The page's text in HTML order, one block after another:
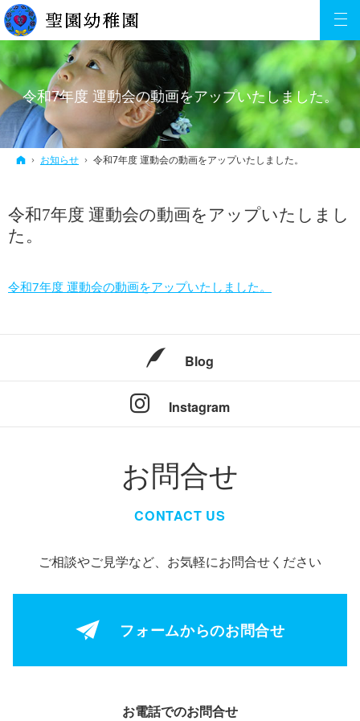
令和7年度 運動会の動画をアップいたしました。
ホーム
お知らせ 令和7年度 運動会の動画をアップいたしました。
令和7年度 運動会の動画をアップいたしまし
た。
令和7年度 運動会の動画をアップいたしました。
Blog
Instagram
お問合せ
CONTACT US
ご相談やご見学など、お気軽にお問合せください
フォームからのお問合せ
お電話でのお問合せ